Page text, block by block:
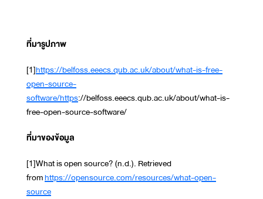
ที่มารูปภาพ
[1]https://belfoss.eeecs.qub.ac.uk/about/what-is-free-
open-source-
software/https://belfoss.eeecs.qub.ac.uk/about/what-is-
free-open-source-software/
ที่มาของข้อมูล
[1]What is open source? (n.d.). Retrieved
fromhttps://opensource.com/resources/what-open-
source